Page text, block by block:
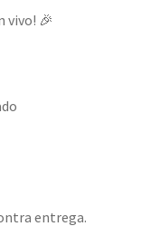
vivo! 🎉
entrega.